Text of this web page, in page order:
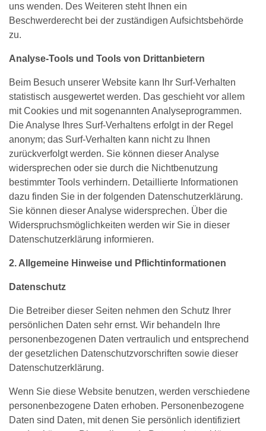
uns wenden. Des Weiteren steht Ihnen ein
Beschwerderecht bei der zuständigen Aufsichtsbehörde
zu.
Analyse-Tools und Tools von Drittanbietern
Beim Besuch unserer Website kann Ihr Surf-Verhalten
statistisch ausgewertet werden. Das geschieht vor allem
mit Cookies und mit sogenannten Analyseprogrammen.
Die Analyse Ihres Surf-Verhaltens erfolgt in der Regel
anonym; das Surf-Verhalten kann nicht zu Ihnen
zurückverfolgt werden. Sie können dieser Analyse
widersprechen oder sie durch die Nichtbenutzung
bestimmter Tools verhindern. Detaillierte Informationen
dazu finden Sie in der folgenden Datenschutzerklärung.
Sie können dieser Analyse widersprechen. Über die
Widerspruchsmöglichkeiten werden wir Sie in dieser
Datenschutzerklärung informieren.
2. Allgemeine Hinweise und Pflichtinformationen
Datenschutz
Die Betreiber dieser Seiten nehmen den Schutz Ihrer
persönlichen Daten sehr ernst. Wir behandeln Ihre
personenbezogenen Daten vertraulich und entsprechend
der gesetzlichen Datenschutzvorschriften sowie dieser
Datenschutzerklärung.
Wenn Sie diese Website benutzen, werden verschiedene
personenbezogene Daten erhoben. Personenbezogene
Daten sind Daten, mit denen Sie persönlich identifiziert